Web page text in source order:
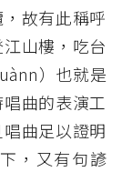
故有此稱呼
山樓，吃台
）也就是
曲的表演工
曲足以證明
，又有句諺